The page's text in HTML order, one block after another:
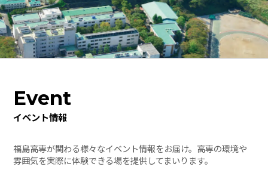
Event
イベント情報
福島高専が関わる様々なイベント情報をお届け。高専の環境や
雰囲気を実際に体験できる場を提供してまいります。